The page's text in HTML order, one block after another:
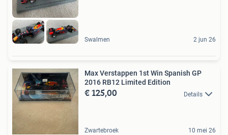
Swalmen 2 jun 26
Max Verstappen 1st Win Spanish GP
2016 RB12 Limited Edition
€ 125,00 Details
Zwartebroek 10 mei 26